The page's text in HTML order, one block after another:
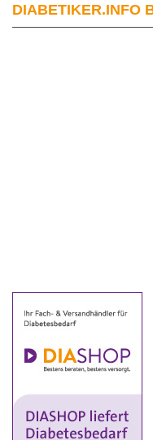
DIABETIKER.INFO